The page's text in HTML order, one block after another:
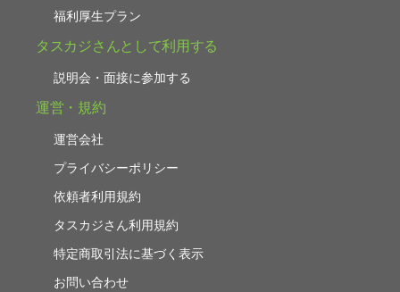
福利厚生プラン
タスカジさんとして利用する
説明会・面接に参加する
運営・規約
運営会社
プライバシーポリシー
依頼者利用規約
タスカジさん利用規約
特定商取引法に基づく表示
お問い合わせ